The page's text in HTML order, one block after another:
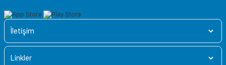
İletişim
Linkler